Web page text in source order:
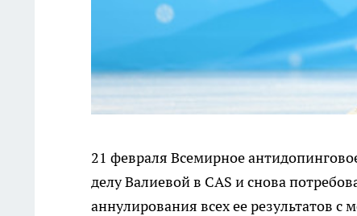
21 февраля Всемирное
делу Валиевой в CAS и снова
аннулирования всех ее результатов